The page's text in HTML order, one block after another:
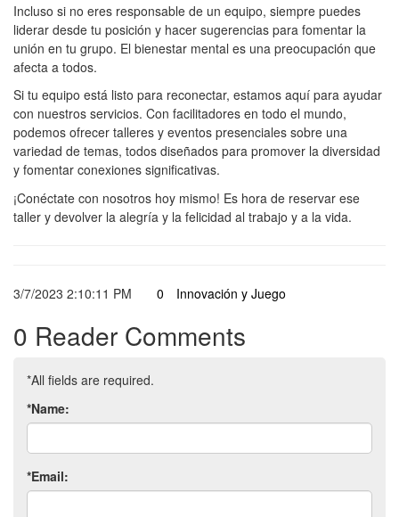
Incluso si no eres responsable de un equipo, siempre puedes
liderar desde tu posición y hacer sugerencias para fomentar la
unión en tu grupo. El bienestar mental es una preocupación que
afecta a todos.
Si tu equipo está listo para reconectar, estamos aquí para ayudar
con nuestros servicios. Con facilitadores en todo el mundo,
podemos ofrecer talleres y eventos presenciales sobre una
variedad de temas, todos diseñados para promover la diversidad
y fomentar conexiones significativas.
¡Conéctate con nosotros hoy mismo! Es hora de reservar ese
taller y devolver la alegría y la felicidad al trabajo y a la vida.
3/7/2023 2:10:11 PM 0 Innovación y Juego
0 Reader Comments
*All fields are required.
*Name:
*Email: